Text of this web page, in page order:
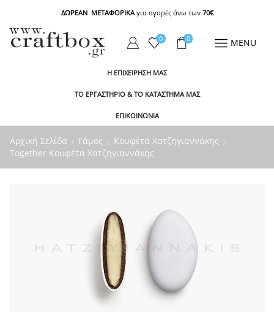
ΔΩΡΕΑΝ ΜΕΤΑΦΟΡΙΚΑγια αγορές άνω των 70€
0 0 MENU
Η ΕΠΙΧΕΙΡΗΣΗ ΜΑΣ
ΤΟ ΕΡΓΑΣΤΗΡΙΟ & ΤΟ ΚΑΤΑΣΤΗΜΑ ΜΑΣ
ΕΠΙΚΟΙΝΩΝΙΑ
Αρχική Σελίδα Γάμος
Κουφέτα Χατζηγιαννάκης
Together Κουφέτα Χατζηγιαννάκης